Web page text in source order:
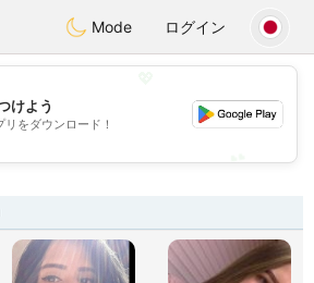
StatesDating
Mode ログイン
💕
けよう
をダウンロード！